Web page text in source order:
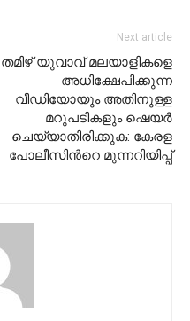
Next article
തമിഴ് യുവാവ് മലയാളികളെ
അധിക്ഷേപിക്കുന്ന
വീഡിയോയും അതിനുള്ള
മറുപടികളും ഷെയര്‍
ചെയ്യാതിരിക്കുക: കേരള
പോലീസിന്‍റെ മുന്നറിയിപ്പ്